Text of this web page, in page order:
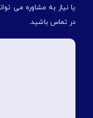
یا نیاز به مشاوره می
در تماس باشید.